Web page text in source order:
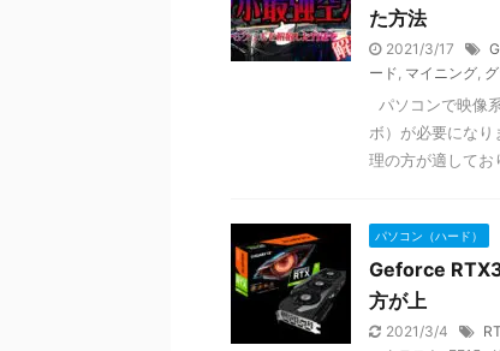
た方法
2021/3/17
ード, マイニング,
パソコンで映像
ボ）が必要にな
理の方が適してお
パソコン（ハード）
Geforce
方が上
2021/3/4